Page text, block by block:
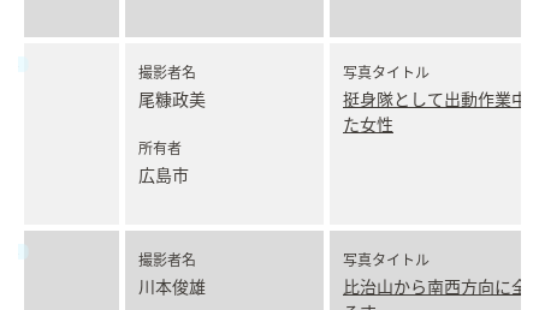
撮影者名
尾糠政美
所有者
広島市
写真タイトル
挺身隊として出動作業中
た女性
撮影者名
川本俊雄
写真タイトル
比治山から南西方向に全